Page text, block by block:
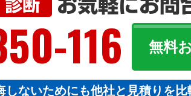
116 無料
ないためにも他社と見積りを比